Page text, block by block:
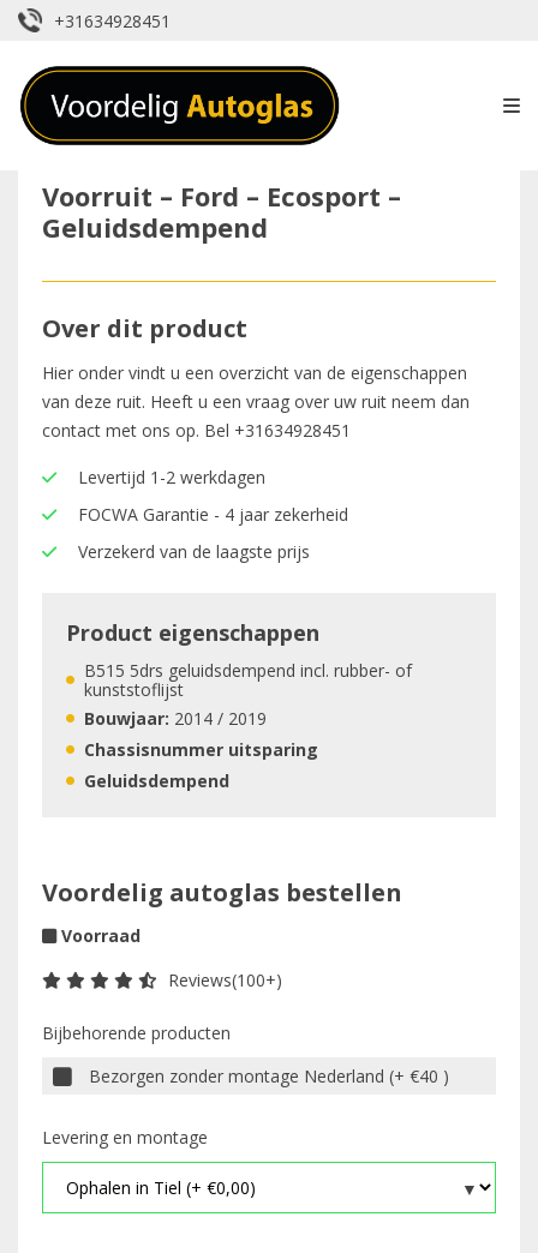
+31634928451
Voorruit – Ford – Ecosport –
Geluidsdempend
Over dit product
Hier onder vindt u een overzicht van de eigenschappen
van deze ruit. Heeft u een vraag over uw ruit neem dan
contact met ons op. Bel +31634928451
Levertijd 1-2 werkdagen
FOCWA Garantie - 4 jaar zekerheid
Verzekerd van de laagste prijs
Product eigenschappen
B515 5drs geluidsdempend incl. rubber- of
kunststoflijst
Bouwjaar: 2014 / 2019
Chassisnummer uitsparing
Geluidsdempend
Voordelig autoglas bestellen
Voorraad
Reviews(100+)
Bijbehorende producten
Bezorgen zonder montage Nederland (+ €40 )
Levering en montage